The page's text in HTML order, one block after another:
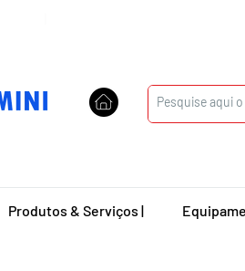
Produtos & Serviços |